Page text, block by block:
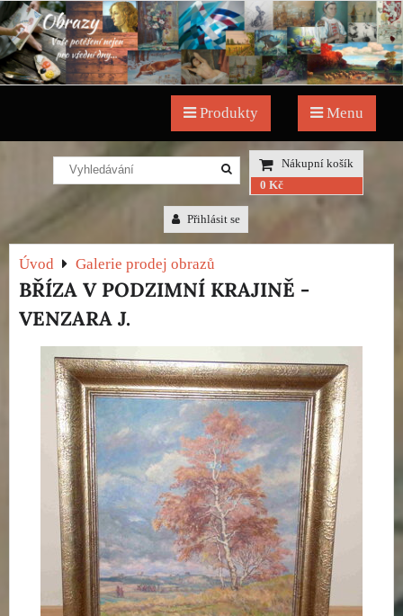
Produkty Menu
Nákupní košík
0 Kč
Přihlásit se
Úvod Galerie prodej obrazů
BŘÍZA V PODZIMNÍ KRAJINĚ -
VENZARA J.